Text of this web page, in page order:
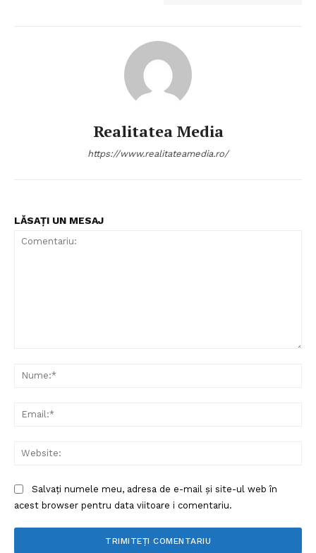
Realitatea Media
https://www.realitateamedia.ro/
LĂSAȚI UN MESAJ
Salvați numele meu, adresa de e-mail și site-ul web în
acest browser pentru data viitoare i comentariu.